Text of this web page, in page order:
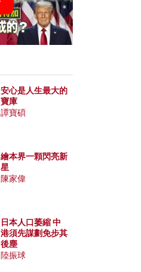
安心是人生最大的
寶庫
譚寶碩
繪本界一顆閃亮新
星
陳家偉
日本人口萎縮 中
港須先謀劃免步其
後塵
陸振球